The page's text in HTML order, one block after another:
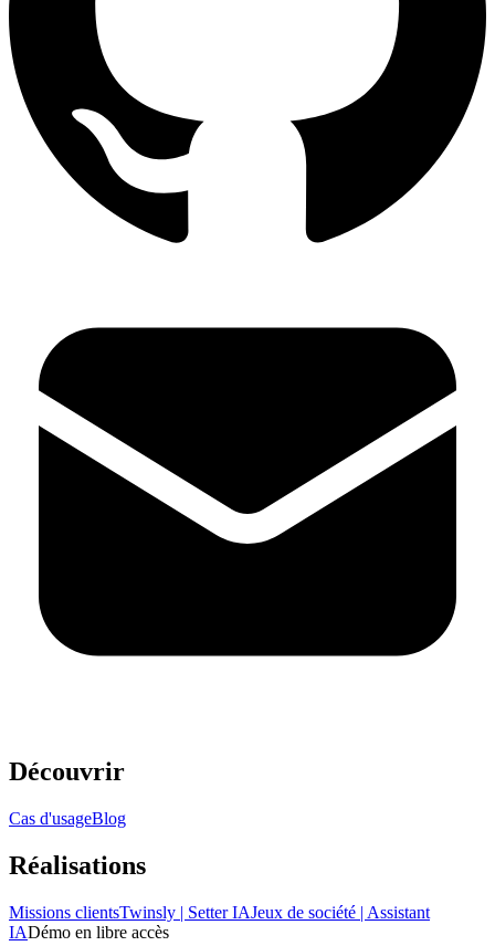
Découvrir
Cas d'usageBlog
Réalisations
Missions clientsTwinsly | Setter IAJeux de société | Assistant
IADémo en libre accès